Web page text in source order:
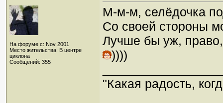
На форуме с: Nov 2001
Место жительства: В центре
циклона
Сообщений: 355
М-м-м, селёдочка
Со своей стороны
Лучше бы уж,
))))
"Какая радость,